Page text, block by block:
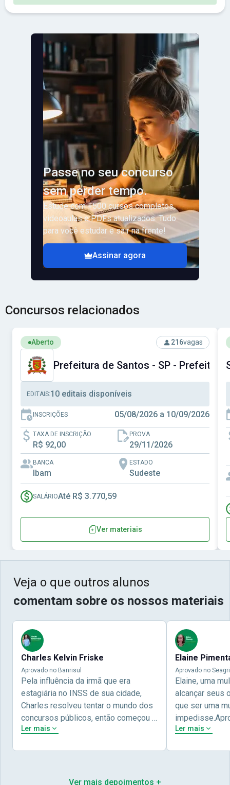
Passe no seu concurso
sem perder tempo.
Estude com +500 cursos completos,
videoaulas e PDFs atualizados. Tudo
para você estudar e sair na frente!
Assinar agora
Concursos relacionados
Ver concurso: Prefeitura de Santos - SP - Prefeitura
Aberto 216vagas
Prefeitura de Santos - SP - Prefeitura
EDITAIS:10 editais disponíveis
INSCRIÇÕES 05/08/2026 a 10/09/2026
TAXA DE INSCRIÇÃO
R$ 92,00
PROVA
29/11/2026
BANCA
Ibam
ESTADO
Sudeste
SALÁRIOAté R$ 3.770,59
Ver materiais
Veja o que outros alunos
comentam sobre os nossos materiais
Charles Kelvin Friske
Aprovado no Banrisul
Pela influência da irmã que era
estagiária no INSS de sua cidade,
Charles resolveu tentar o mundo dos
concursos públicos, então começou a
estudar com contéudo gratuito que a
preparação completa, e o resultado
Ler mais
Elaine
Aprovado no
Elaine, uma
alcançar seus
que ser uma
concursos
Ler mais
Ver mais depoimentos +